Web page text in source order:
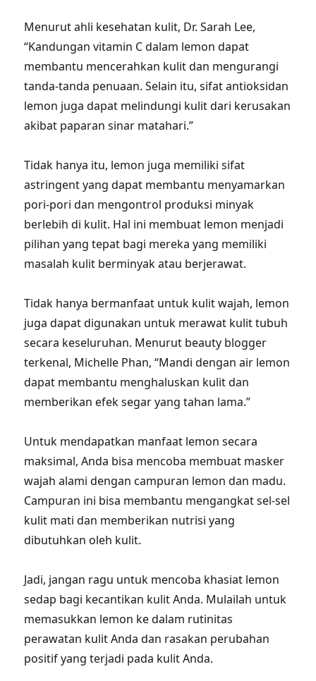
Menurut ahli kesehatan kulit, Dr. Sarah Lee,
“Kandungan vitamin C dalam lemon dapat
membantu mencerahkan kulit dan mengurangi
tanda-tanda penuaan. Selain itu, sifat antioksidan
lemon juga dapat melindungi kulit dari kerusakan
akibat paparan sinar matahari.”
Tidak hanya itu, lemon juga memiliki sifat
astringent yang dapat membantu menyamarkan
pori-pori dan mengontrol produksi minyak
berlebih di kulit. Hal ini membuat lemon menjadi
pilihan yang tepat bagi mereka yang memiliki
masalah kulit berminyak atau berjerawat.
Tidak hanya bermanfaat untuk kulit wajah, lemon
juga dapat digunakan untuk merawat kulit tubuh
secara keseluruhan. Menurut beauty blogger
terkenal, Michelle Phan, “Mandi dengan air lemon
dapat membantu menghaluskan kulit dan
memberikan efek segar yang tahan lama.”
Untuk mendapatkan manfaat lemon secara
maksimal, Anda bisa mencoba membuat masker
wajah alami dengan campuran lemon dan madu.
Campuran ini bisa membantu mengangkat sel-sel
kulit mati dan memberikan nutrisi yang
dibutuhkan oleh kulit.
Jadi, jangan ragu untuk mencoba khasiat lemon
sedap bagi kecantikan kulit Anda. Mulailah untuk
memasukkan lemon ke dalam rutinitas
perawatan kulit Anda dan rasakan perubahan
positif yang terjadi pada kulit Anda.